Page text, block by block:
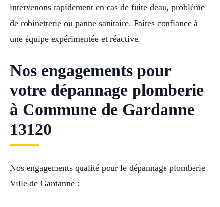
intervenons rapidement en cas de fuite deau, problème
de robinetterie ou panne sanitaire. Faites confiance à
une équipe expérimentée et réactive.
Nos engagements pour
votre dépannage plomberie
à Commune de Gardanne
13120
Nos engagements qualité pour le dépannage plomberie
Ville de Gardanne :